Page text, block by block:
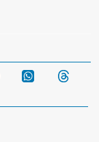
Telegram WhatsApp